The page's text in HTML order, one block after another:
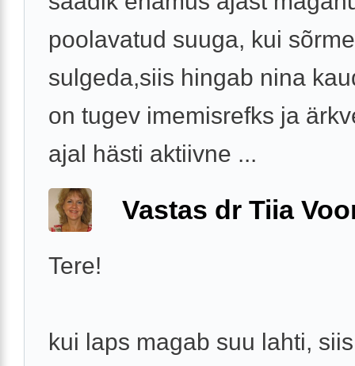
poolavatud suuga, kui
sulgeda,siis hingab nina
on tugev imemisrefks ja
ajal hästi aktiivne ...
Vastas dr Tiia
Tere!
kui laps magab suu lahti,